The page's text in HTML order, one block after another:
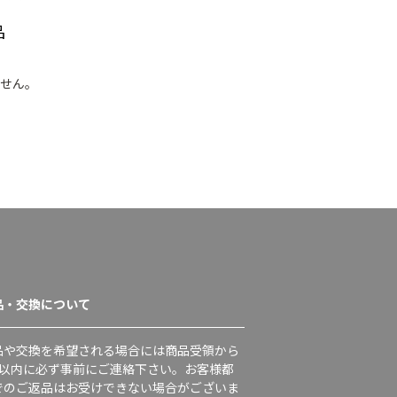
ん。
・交換について
や交換を希望される場合には商品受領から
内に必ず事前にご連絡下さい。お客様都
のご返品はお受けできない場合がございま